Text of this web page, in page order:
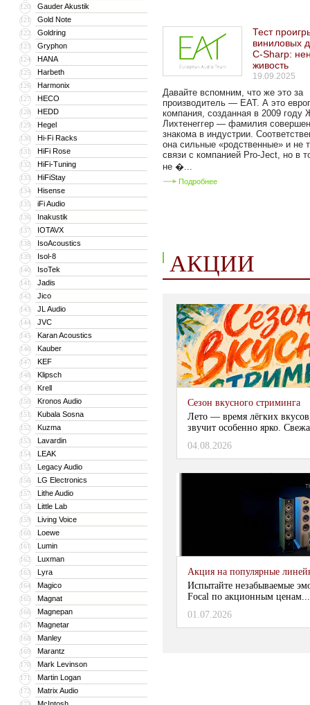
120 Gauder Akustik
121 Gold Note
122 Goldring
123 Gryphon
124 HANA
125 Harbeth
126 Harmonix
127 HECO
128 HEDD
129 Hegel
130 Hi-Fi Racks
131 HiFi Rose
132 HiFi-Tuning
133 HiFiStay
134 Hisense
135 iFi Audio
136 Inakustik
137 IOTAVX
138 IsoAcoustics
139 Isol-8
140 IsoTek
141 Jadis
142 Jico
143 JL Audio
144 JVC
145 Karan Acoustics
146 Kauber
147 KEF
148 Klipsch
149 Krell
150 Kronos Audio
151 Kubala Sosna
152 Kuzma
153 Lavardin
154 LEAK
155 Legacy Audio
156 LG Electronics
157 Lithe Audio
158 Little Lab
159 Living Voice
160 Loewe
161 Lumin
162 Luxman
163 Lyra
164 Magico
165 Magnat
166 Magnepan
167 Magnetar
168 Manley
169 Marantz
170 Mark Levinson
171 Martin Logan
172 Matrix Audio
Тест
виниловых
C-Sharp:
живость
19.09.2025
Давайте вспомним, что же это за
производитель — EAT. А это
компания, созданная в 2009 году
Лихтенеггер — фамилия
знакома в индустрии.
она сильные «родственные» и не
связи с компанией Pro-Ject, но в
не �...
Подробнее
АКЦИИ
Сезон вкусного стриминга
Лето — время лёгких
звучит особенно ярко.
04.08.2026
Акция на популярные
Испытайте незабываемые
Focal по акционным
01.07.2026